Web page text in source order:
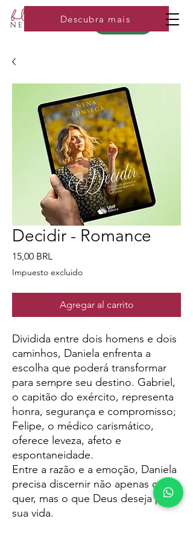
Loja
Descubra mais
Decidir - Romance
15,00 BRL
Impuesto excluido
Agregar al carrito
Dividida entre dois homens e dois
caminhos, Daniela enfrenta a
escolha que poderá transformar
para sempre seu destino. Gabriel,
o capitão do exército, representa
honra, segurança e compromisso;
Felipe, o médico carismático,
oferece leveza, afeto e
espontaneidade.
Entre a razão e a emoção, Daniela
precisa discernir não apenas o que
quer, mas o que Deus deseja para
sua vida.